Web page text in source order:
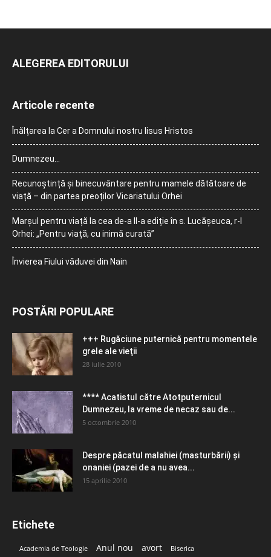
ALEGEREA EDITORULUI
Articole recente
Înălțarea la Cer a Domnului nostru Iisus Hristos
Dumnezeu…
Recunoștință și binecuvântare pentru mamele dătătoare de
viață – din partea preoților Vicariatului Orhei
Marșul pentru viață la cea de-a II-a ediție în s. Lucășeuca, r-l
Orhei: „Pentru viață, cu inimă curată”
Învierea Fiului văduvei din Nain
POSTĂRI POPULARE
+++ Rugăciune puternică pentru momentele
grele ale vieţii
28 iulie 2010
**** Acatistul către Atotputernicul
Dumnezeu, la vreme de necaz sau de...
5 octombrie 2010
Despre păcatul malahiei (masturbării) şi
onaniei (pazei de a nu avea...
15 aprilie 2010
Etichete
Academia de Teologie Anul nou avort Biserica